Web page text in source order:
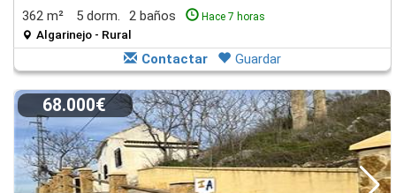
362 m²
5 dorm. 2 baños Hace 7 horas
Algarinejo - Rural
Contactar Guardar
68.000€